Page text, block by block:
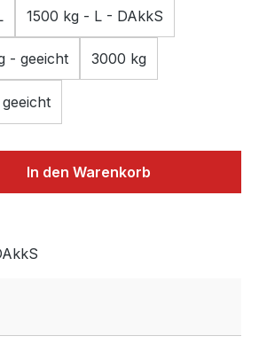
1500 kg - L - DAkkS
- geeicht 3000 kg
gewünschten Wert
In den Warenkorb